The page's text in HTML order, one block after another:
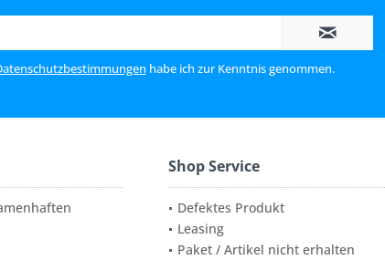
habe ich zur Kenntnis genommen.
Shop Service
Defektes Produkt
Leasing
Paket / Artikel nicht erhalten